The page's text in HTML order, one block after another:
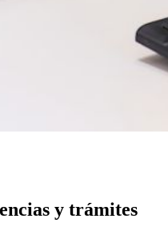
y trámites